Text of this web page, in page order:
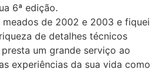
6ª edição.
de 2002 e 2003 e fiquei
de detalhes técnicos
um grande serviço ao
experiências da sua vida como